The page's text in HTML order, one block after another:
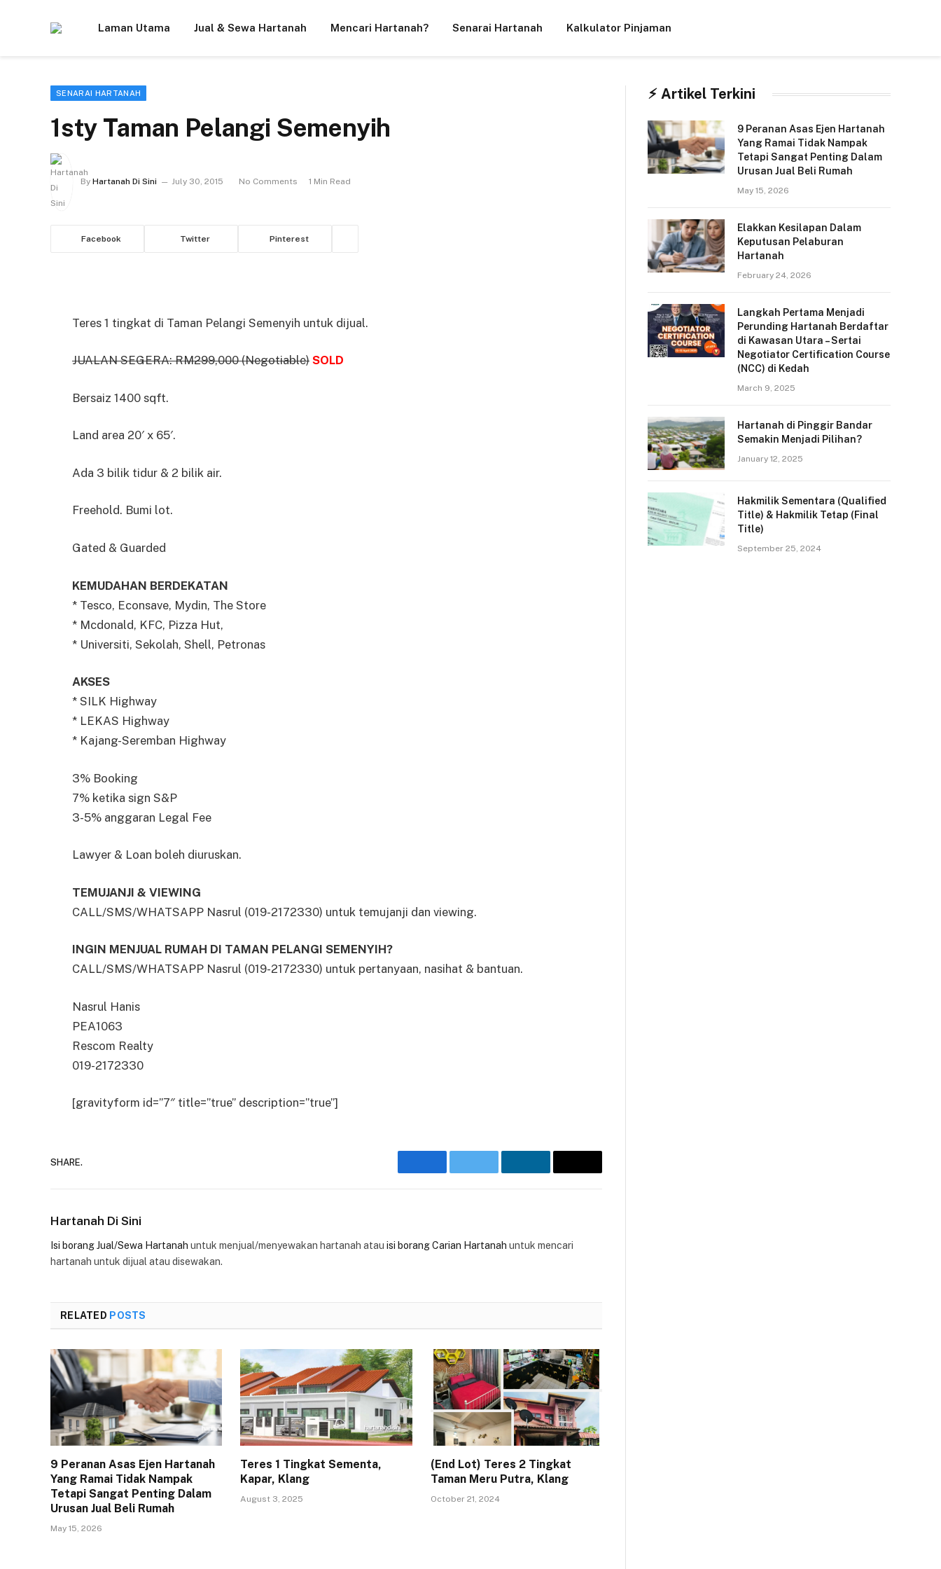
Laman Utama Jual & Sewa Hartanah Mencari Hartanah? Senarai Hartanah Kalkulator Pinjaman
SENARAI HARTANAH
1sty Taman Pelangi Semenyih
By Hartanah Di Sini July 30, 2015 No Comments 1 Min Read
Facebook Twitter Pinterest
Teres 1 tingkat di Taman Pelangi Semenyih untuk dijual.
JUALAN SEGERA: RM299,000 (Negotiable) SOLD
Bersaiz 1400 sqft.
Land area 20′ x 65′.
Ada 3 bilik tidur & 2 bilik air.
Freehold. Bumi lot.
Gated & Guarded
KEMUDAHAN BERDEKATAN
* Tesco, Econsave, Mydin, The Store
* Mcdonald, KFC, Pizza Hut,
* Universiti, Sekolah, Shell, Petronas
AKSES
* SILK Highway
* LEKAS Highway
* Kajang-Seremban Highway
3% Booking
7% ketika sign S&P
3-5% anggaran Legal Fee
Lawyer & Loan boleh diuruskan.
TEMUJANJI & VIEWING
CALL/SMS/WHATSAPP Nasrul (019-2172330) untuk temujanji dan viewing.
INGIN MENJUAL RUMAH DI TAMAN PELANGI SEMENYIH?
CALL/SMS/WHATSAPP Nasrul (019-2172330) untuk pertanyaan, nasihat & bantuan.
Nasrul Hanis
PEA1063
Rescom Realty
019-2172330
[gravityform id=”7″ title=”true” description=”true”]
SHARE.
FacebookTwitter LinkedInEmail
Hartanah Di Sini
Isi borang Jual/Sewa Hartanah untuk menjual/menyewakan hartanah atau isi borang Carian Hartanah untuk mencari
hartanah untuk dijual atau disewakan.
RELATED POSTS
9 Peranan Asas Ejen Hartanah
Yang Ramai Tidak Nampak
Tetapi Sangat Penting Dalam
Urusan Jual Beli Rumah
May 15, 2026
Teres 1 Tingkat Sementa,
Kapar, Klang
August 3, 2025
(End Lot) Teres 2 Tingkat
Taman Meru Putra, Klang
October 21, 2024
⚡︎ Artikel Terkini
9 Peranan Asas Ejen Hartanah
Yang Ramai Tidak Nampak
Tetapi Sangat Penting Dalam
Urusan Jual Beli Rumah
May 15, 2026
Elakkan Kesilapan Dalam
Keputusan Pelaburan
Hartanah
February 24, 2026
Langkah Pertama Menjadi
Perunding Hartanah Berdaftar
di Kawasan Utara – Sertai
Negotiator Certification Course
(NCC) di Kedah
March 9, 2025
Hartanah di Pinggir Bandar
Semakin Menjadi Pilihan?
January 12, 2025
Hakmilik Sementara (Qualified
Title) & Hakmilik Tetap (Final
Title)
September 25, 2024